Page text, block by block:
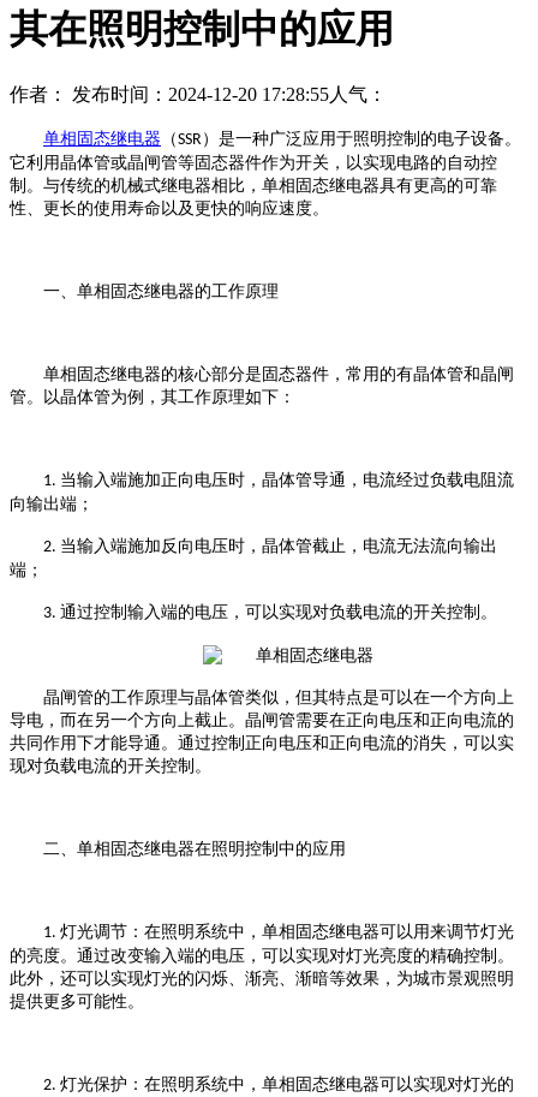
其在照明控制中的应用
作者： 发布时间：2024-12-20 17:28:55人气：
单相固态继电器 （SSR）是一种广泛应用于照明控制的电子设备。
它利用晶体管或晶闸管等固态器件作为开关，以实现电路的自动控
制。与传统的机械式继电器相比，单相固态继电器具有更高的可靠
性、更长的使用寿命以及更快的响应速度。
一、单相固态继电器的工作原理
单相固态继电器的核心部分是固态器件，常用的有晶体管和晶闸
管。以晶体管为例，其工作原理如下：
1. 当输入端施加正向电压时，晶体管导通，电流经过负载电阻流
向输出端；
2. 当输入端施加反向电压时，晶体管截止，电流无法流向输出
端；
3. 通过控制输入端的电压，可以实现对负载电流的开关控制。
晶闸管的工作原理与晶体管类似，但其特点是可以在一个方向上
导电，而在另一个方向上截止。晶闸管需要在正向电压和正向电流的
共同作用下才能导通。通过控制正向电压和正向电流的消失，可以实
现对负载电流的开关控制。
二、单相固态继电器在照明控制中的应用
1. 灯光调节：在照明系统中，单相固态继电器可以用来调节灯光
的亮度。通过改变输入端的电压，可以实现对灯光亮度的精确控制。
此外，还可以实现灯光的闪烁、渐亮、渐暗等效果，为城市景观照明
提供更多可能性。
2. 灯光保护：在照明系统中，单相固态继电器可以实现对灯光的